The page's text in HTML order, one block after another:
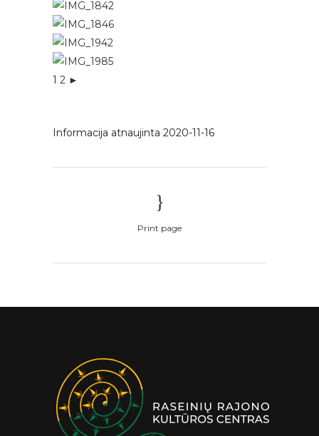
1 2 ►
Informacija atnaujinta 2020-11-16
Print page